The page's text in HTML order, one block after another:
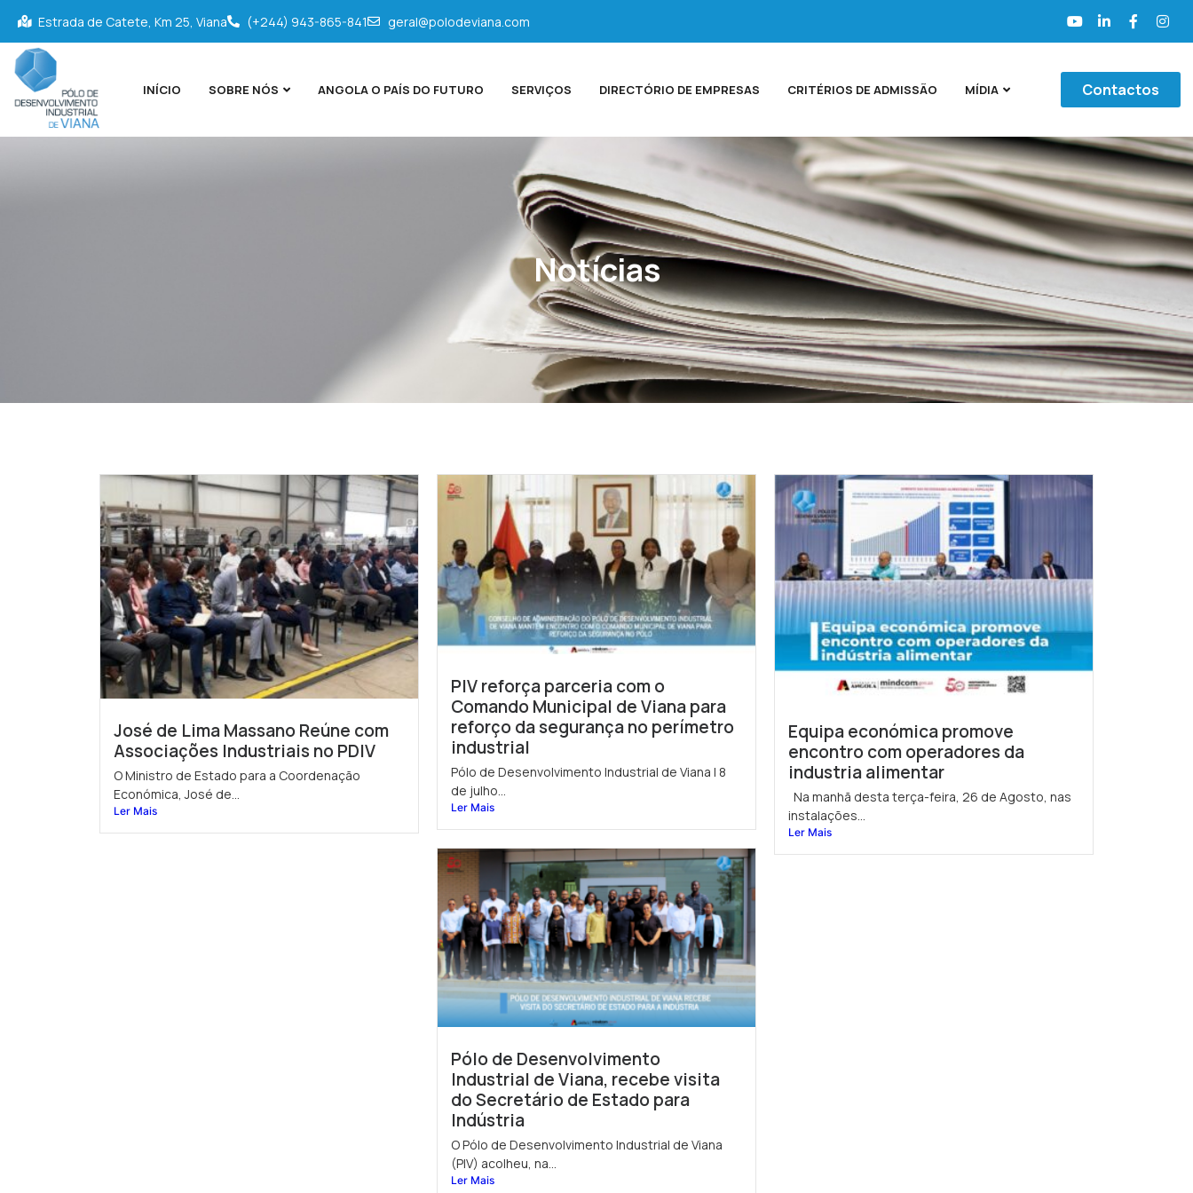
Estrada de Catete, Km 25, Viana (+244) 943-865-841 geral@polodeviana.com
INÍCIO SOBRE NÓS ANGOLA O PAÍS DO FUTURO SERVIÇOS DIRECTÓRIO DE EMPRESAS CRITÉRIOS DE ADMISSÃO MÍDIA Contactos
Notícias
José de Lima Massano Reúne com
Associações Industriais no PDIV
O Ministro de Estado para a Coordenação
Económica, José de...
Ler Mais
PIV reforça parceria com o
Comando Municipal de Viana para
reforço da segurança no perímetro
industrial
Pólo de Desenvolvimento Industrial de Viana | 8
de julho...
Ler Mais
Equipa económica promove
encontro com operadores da
industria alimentar
Na manhã desta terça-feira, 26 de Agosto, nas
instalações...
Ler Mais
Pólo de Desenvolvimento
Industrial de Viana, recebe visita
do Secretário de Estado para
Indústria
O Pólo de Desenvolvimento Industrial de Viana
(PIV) acolheu, na...
Ler Mais